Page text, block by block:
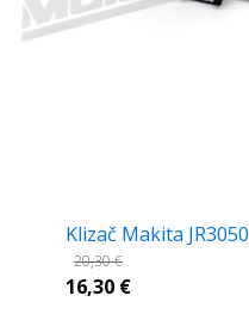
Klizač Makita JR3050
20,30€
16,30 €